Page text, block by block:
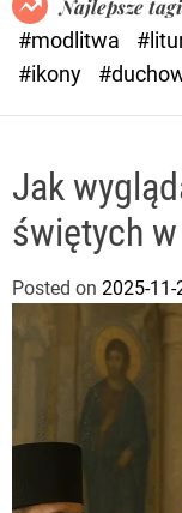
Najlepsze tagi
#modlitwa
#ikony
Jak
świętych
Posted on 2025-11-